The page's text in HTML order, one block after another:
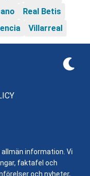
Real Betis
Villarreal
information. Vi
faktafel och
och nyheter,